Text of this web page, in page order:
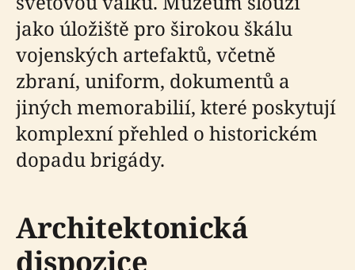
jako úložiště pro širokou škálu
vojenských artefaktů, včetně
zbraní, uniform, dokumentů a
jiných memorabilií, které poskytují
komplexní přehled o historickém
dopadu brigády.
Architektonická
dispozice